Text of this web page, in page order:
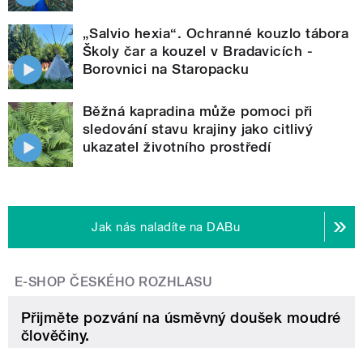
„Salvio hexia“. Ochranné kouzlo tábora
Školy čar a kouzel v Bradavicích -
Borovnici na Staropacku
Běžná kapradina může pomoci při
sledování stavu krajiny jako citlivý
ukazatel životního prostředí
Jak nás naladíte na DABu
E-SHOP ČESKÉHO ROZHLASU
Přijměte pozvání na úsměvný doušek moudré
člověčiny.